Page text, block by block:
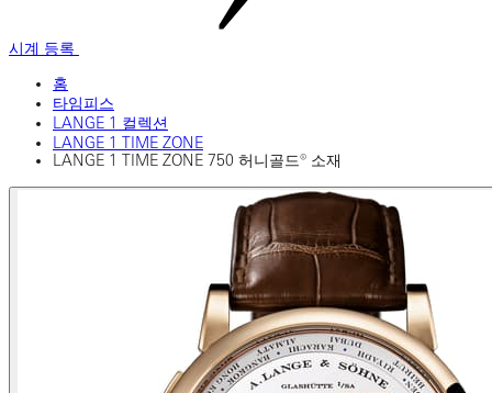
시계 등록
홈
타임피스
LANGE 1 컬렉션
LANGE 1 TIME ZONE
LANGE 1 TIME ZONE 750 허니골드® 소재